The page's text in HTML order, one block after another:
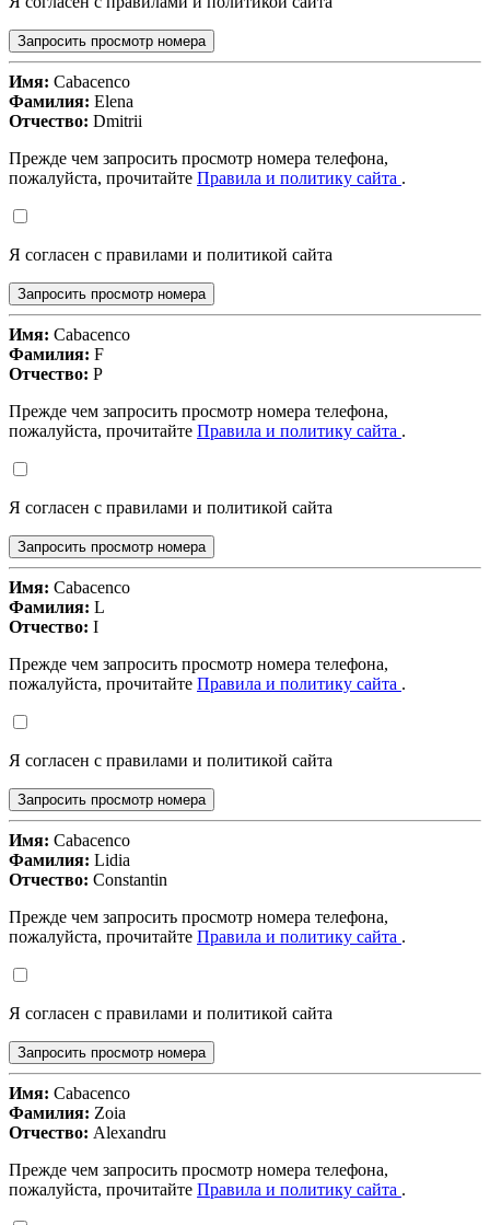
Запросить просмотр номера
Имя: Cabacenco
Фамилия: Elena
Отчество: Dmitrii
Прежде чем запросить просмотр номера телефона,
пожалуйста, прочитайте Правила и политику сайта .
Я согласен с правилами и политикой сайта
Запросить просмотр номера
Имя: Cabacenco
Фамилия: F
Отчество: P
Прежде чем запросить просмотр номера телефона,
пожалуйста, прочитайте Правила и политику сайта .
Я согласен с правилами и политикой сайта
Запросить просмотр номера
Имя: Cabacenco
Фамилия: L
Отчество: I
Прежде чем запросить просмотр номера телефона,
пожалуйста, прочитайте Правила и политику сайта .
Я согласен с правилами и политикой сайта
Запросить просмотр номера
Имя: Cabacenco
Фамилия: Lidia
Отчество: Constantin
Прежде чем запросить просмотр номера телефона,
пожалуйста, прочитайте Правила и политику сайта .
Я согласен с правилами и политикой сайта
Запросить просмотр номера
Имя: Cabacenco
Фамилия: Zoia
Отчество: Alexandru
Прежде чем запросить просмотр номера телефона,
пожалуйста, прочитайте Правила и политику сайта .